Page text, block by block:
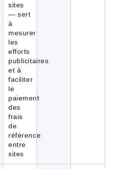
sites
— sert
à
mesurer
les
efforts
publicitaires
et à
faciliter
le
paiement
des
frais
de
référence
entre
sites